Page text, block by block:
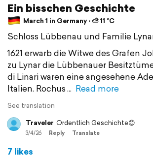
Ein bisschen Geschichte
March 1 in Germany ⋅ ⛅ 11 °C
Schloss Lübbenau und Familie
1621 erwarb die Witwe des Grafen
zu Lynar die Lübbenauer
di Linari waren eine angesehene
Italien. Rochus
Read more
See translation
Traveler Ordentlich Geschichte😊
3/4/26 Reply Translate
7 likes